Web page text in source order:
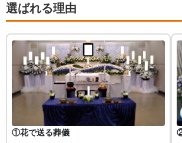
選ばれる理由
①花で送る葬儀